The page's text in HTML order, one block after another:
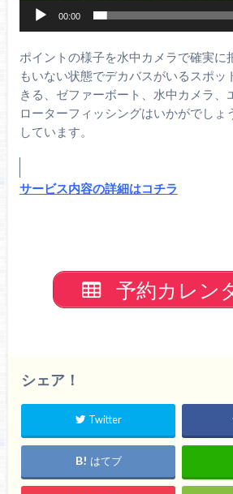
00:00
ポイントの様子を水中カメラで確実に
もいない状態でデカバスがいるスポッ
きる、ゼファーボート、水中カメラ、
ローターフィッシングはいかがでしょ
しています。
サービス内容の詳細はコチラ
予約カレン
シェア！
Twitter
はてブ